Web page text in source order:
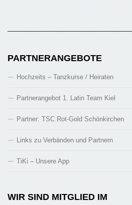
PARTNERANGEBOTE
Hochzeits – Tanzkurse / Heiraten
Partnerangebot 1. Latin Team Kiel
Partner: TSC Rot-Gold Schönkirchen
Links zu Verbänden und Partnern
TiKi – Unsere App
WIR SIND MITGLIED IM